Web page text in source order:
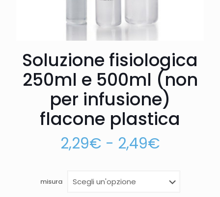
Soluzione fisiologica
250ml e 500ml (non
per infusione)
flacone plastica
2,29€ - 2,49€
misura